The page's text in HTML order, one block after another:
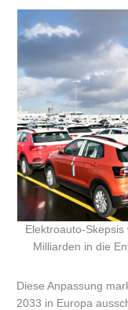
Elektroauto-
Milliarden in die
Diese Anpassung
2033 in Europa